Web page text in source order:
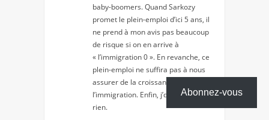
baby-boomers. Quand Sarkozy
promet le plein-emploi d’ici 5 ans, il
ne prend à mon avis pas beaucoup
de risque si on en arrive à
« l’immigration 0 ». En revanche, ce
plein-emploi ne suffira pas à nous
assurer de la croissance sans
l’immigration. Enfin, j’dis ça, j’dis
rien.
Abonnez-vous